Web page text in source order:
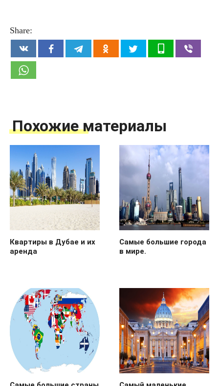
Share:
Похожие материалы
Квартиры в Дубае и их
аренда
Самые большие города
в мире.